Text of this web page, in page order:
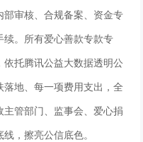
部审核、合规备案、资金专
续。所有爱心善款专款专
依托腾讯公益大数据透明公
地、每一项费用支出，全
管部门、监事会、爱心捐
，擦亮公信底色。